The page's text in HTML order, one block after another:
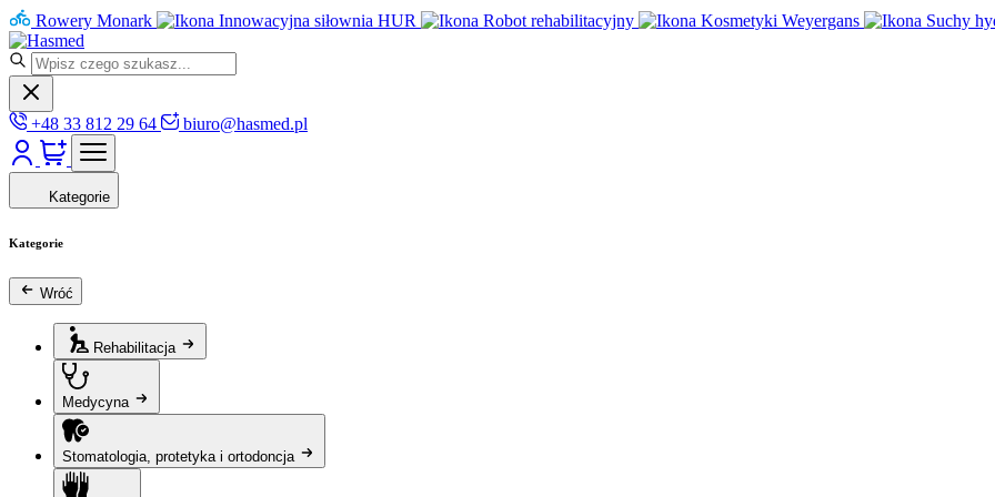
Rowery Monark Innowacyjna siłownia HUR Robot rehabilitacyjny Kosmetyki Weyergans Suchy
+48 33 812 29 64 biuro@hasmed.pl
Kategorie
Kategorie
Wróć
Rehabilitacja
Medycyna
Stomatologia, protetyka i ortodoncja